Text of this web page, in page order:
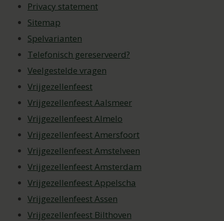
Privacy statement
Sitemap
Spelvarianten
Telefonisch gereserveerd?
Veelgestelde vragen
Vrijgezellenfeest
Vrijgezellenfeest Aalsmeer
Vrijgezellenfeest Almelo
Vrijgezellenfeest Amersfoort
Vrijgezellenfeest Amstelveen
Vrijgezellenfeest Amsterdam
Vrijgezellenfeest Appelscha
Vrijgezellenfeest Assen
Vrijgezellenfeest Bilthoven